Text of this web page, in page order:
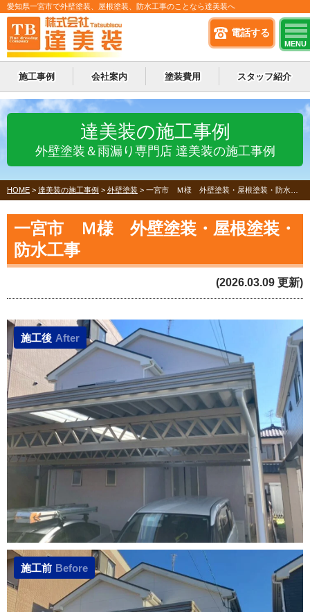
電話する
MENU
愛知県一宮市で外壁塗装、屋根塗装、防水工事のことなら達美装へ
施工事例 会社案内 塗装費用 スタッフ紹介
達美装の施工事例
外壁塗装＆雨漏り専門店 達美装の施工事例
HOME > 達美装の施工事例 > 外壁塗装 > 一宮市 Ｍ様 外壁塗装・屋根塗装・防水工事
一宮市 Ｍ様 外壁塗装・屋根塗装・
防水工事
(2026.03.09 更新)
施工後 After
施工前 Before